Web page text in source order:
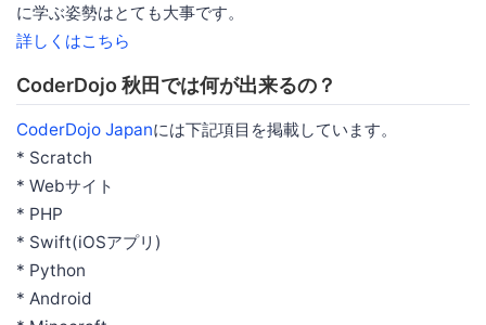
に学ぶ姿勢はとても大事です。
詳しくはこちら
CoderDojo 秋田では何が出来るの？
CoderDojo Japanには下記項目を掲載しています。
* Scratch
* Webサイト
* PHP
* Swift(iOSアプリ)
* Python
* Android